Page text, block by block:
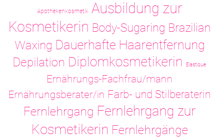
Apothekenkosmetik Ausbildung zur
Kosmetikerin Body-Sugaring Brazilian
Waxing Dauerhafte Haarentfernung
Depilation Diplomkosmetikerin Elastique
Ernährungs-Fachfrau/mann
Ernährungsberater/in Farb- und Stilberaterin
Fernlehrgang Fernlehrgang zur
Kosmetikerin Fernlehrgänge